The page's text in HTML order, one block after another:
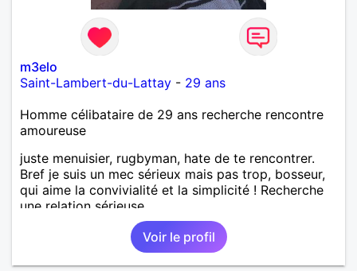
m3elo
Saint-Lambert-du-Lattay - 29 ans
Homme célibataire de 29 ans recherche rencontre
amoureuse
juste menuisier, rugbyman, hate de te rencontrer.
Bref je suis un mec sérieux mais pas trop, bosseur,
qui aime la convivialité et la simplicité ! Recherche
une relation sérieuse.
Voir le profil